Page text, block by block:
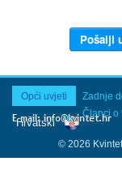
Opći uvjeti
Zadnje
Članci o
© 2026